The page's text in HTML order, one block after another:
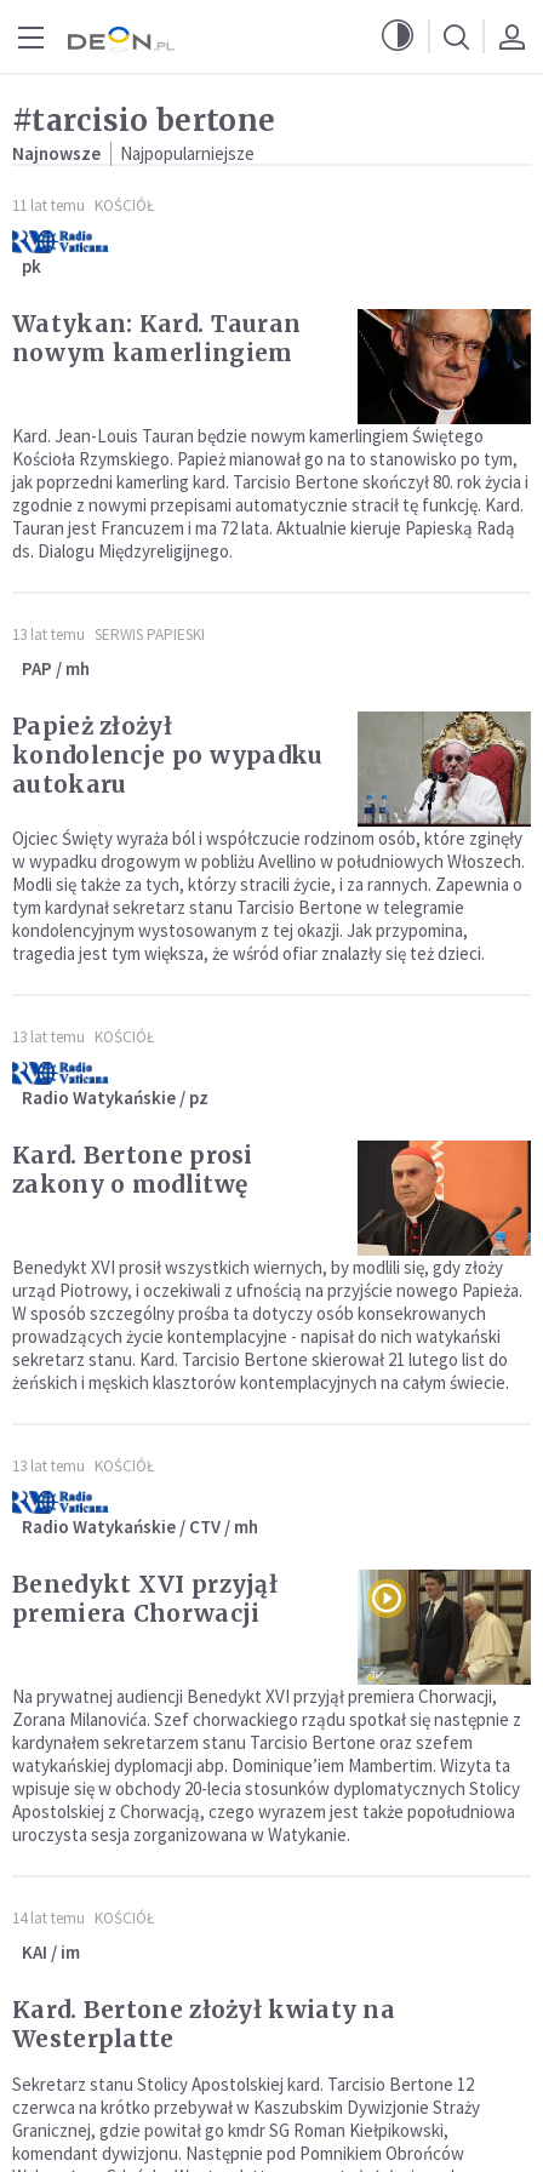
#tarcisio bertone
Najnowsze Najpopularniejsze
11 lat temu KOŚCIÓŁ
pk
Watykan: Kard. Tauran
nowym kamerlingiem
Kard. Jean-Louis Tauran będzie nowym kamerlingiem Świętego
Kościoła Rzymskiego. Papież mianował go na to stanowisko po tym,
jak poprzedni kamerling kard. Tarcisio Bertone skończył 80. rok życia i
zgodnie z nowymi przepisami automatycznie stracił tę funkcję. Kard.
Tauran jest Francuzem i ma 72 lata. Aktualnie kieruje Papieską Radą
ds. Dialogu Międzyreligijnego.
13 lat temu SERWIS PAPIESKI
PAP / mh
Papież złożył
kondolencje po wypadku
autokaru
Ojciec Święty wyraża ból i współczucie rodzinom osób, które zginęły
w wypadku drogowym w pobliżu Avellino w południowych Włoszech.
Modli się także za tych, którzy stracili życie, i za rannych. Zapewnia o
tym kardynał sekretarz stanu Tarcisio Bertone w telegramie
kondolencyjnym wystosowanym z tej okazji. Jak przypomina,
tragedia jest tym większa, że wśród ofiar znalazły się też dzieci.
13 lat temu KOŚCIÓŁ
Radio Watykańskie / pz
Kard. Bertone prosi
zakony o modlitwę
Benedykt XVI prosił wszystkich wiernych, by modlili się, gdy złoży
urząd Piotrowy, i oczekiwali z ufnością na przyjście nowego Papieża.
W sposób szczególny prośba ta dotyczy osób konsekrowanych
prowadzących życie kontemplacyjne - napisał do nich watykański
sekretarz stanu. Kard. Tarcisio Bertone skierował 21 lutego list do
żeńskich i męskich klasztorów kontemplacyjnych na całym świecie.
13 lat temu KOŚCIÓŁ
Radio Watykańskie / CTV / mh
Benedykt XVI przyjął
premiera Chorwacji
Na prywatnej audiencji Benedykt XVI przyjął premiera Chorwacji,
Zorana Milanovića. Szef chorwackiego rządu spotkał się następnie z
kardynałem sekretarzem stanu Tarcisio Bertone oraz szefem
watykańskiej dyplomacji abp. Dominique’iem Mambertim. Wizyta ta
wpisuje się w obchody 20-lecia stosunków dyplomatycznych Stolicy
Apostolskiej z Chorwacją, czego wyrazem jest także popołudniowa
uroczysta sesja zorganizowana w Watykanie.
14 lat temu KOŚCIÓŁ
KAI / im
Kard. Bertone złożył kwiaty na
Westerplatte
Sekretarz stanu Stolicy Apostolskiej kard. Tarcisio Bertone 12
czerwca na krótko przebywał w Kaszubskim Dywizjonie Straży
Granicznej, gdzie powitał go kmdr SG Roman Kiełpikowski,
komendant dywizjonu. Następnie pod Pomnikiem Obrońców